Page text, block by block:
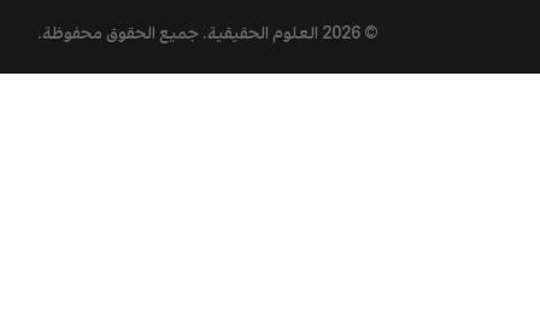
© 2026 العلوم الحقيقية. جميع الحقوق محفوظة.